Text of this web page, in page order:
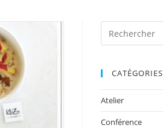
CATÉGORIES
Atelier
Conférence